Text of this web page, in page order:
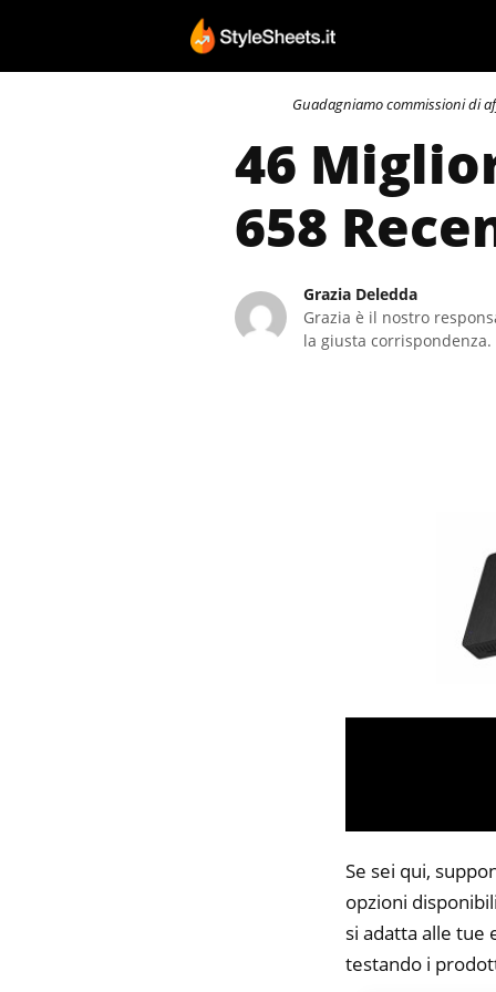
contenuto
Guadagniamo commissioni di
46
658
Grazia Deledda
Grazia è il nostro
la giusta
Se sei qui,
opzioni
si adatta alle tue
testando i